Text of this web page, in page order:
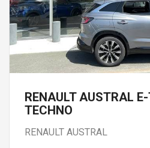
RENAULT AUSTRAL
TECHNO
RENAULT AUSTRAL